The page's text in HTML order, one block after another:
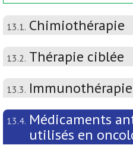
13.1. Chimiothérapie
13.2. Thérapie ciblée
13.3. Immunothérapie
13.4. Médicaments
utilisés en